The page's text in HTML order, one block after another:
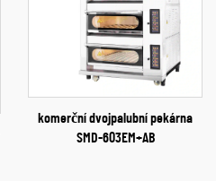
komerční dvojpalubní pekárna
SMD-603EM+AB